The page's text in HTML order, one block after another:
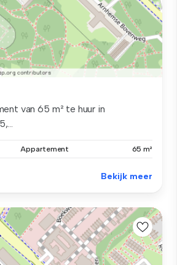
van 65 m² te huur in
Appartement 65 m²
Bekijk meer